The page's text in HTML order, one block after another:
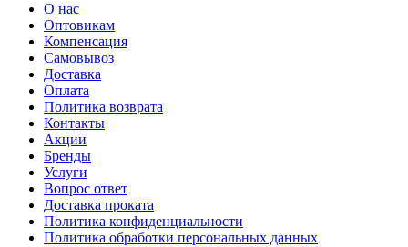
О нас
Оптовикам
Компенсация
Самовывоз
Доставка
Оплата
Политика возврата
Контакты
Акции
Бренды
Услуги
Вопрос ответ
Доставка проката
Политика конфиденциальности
Политика обработки персональных данных